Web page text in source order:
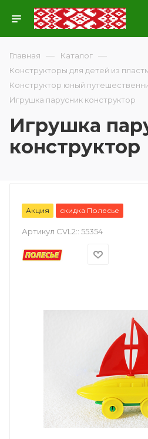
Главная — Каталог —
Конструкторы для детей из
Конструктор юный
Игрушка парусник конструктор
Игрушка
конструктор
Акция скидка Полесье
Артикул CVL2:: 55354